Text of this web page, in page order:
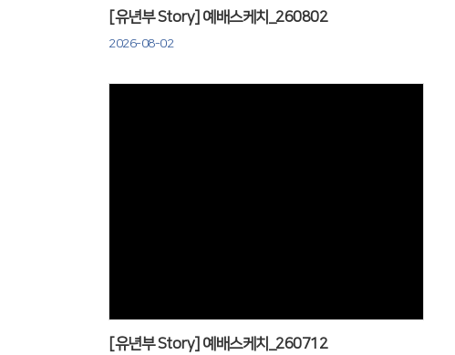
[유년부 Story] 예배스케치_260802
2026-08-02
[유년부 Story] 예배스케치_260712